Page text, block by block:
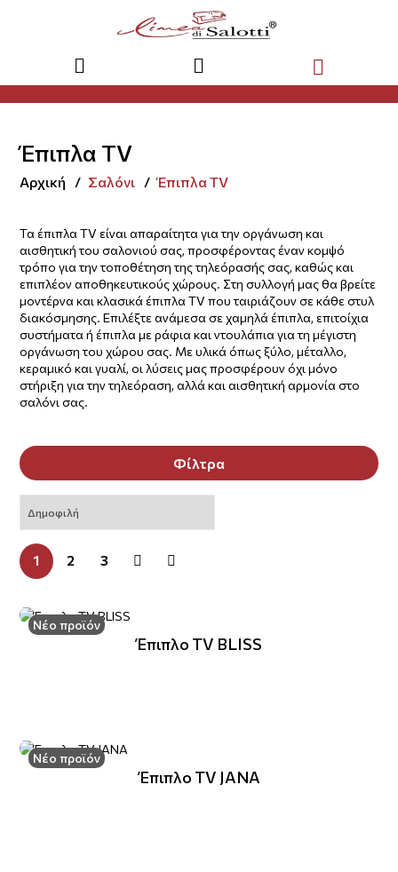
Έπιπλα TV
Αρχική Σαλόνι Έπιπλα TV
Τα έπιπλα TV είναι απαραίτητα για την οργάνωση και
αισθητική του σαλονιού σας, προσφέροντας έναν κομψό
τρόπο για την τοποθέτηση της τηλεόρασής σας, καθώς και
επιπλέον αποθηκευτικούς χώρους. Στη συλλογή μας θα βρείτε
μοντέρνα και κλασικά έπιπλα TV που ταιριάζουν σε κάθε στυλ
διακόσμησης. Επιλέξτε ανάμεσα σε χαμηλά έπιπλα, επιτοίχια
συστήματα ή έπιπλα με ράφια και ντουλάπια για τη μέγιστη
οργάνωση του χώρου σας. Με υλικά όπως ξύλο, μέταλλο,
κεραμικό και γυαλί, οι λύσεις μας προσφέρουν όχι μόνο
στήριξη για την τηλεόραση, αλλά και αισθητική αρμονία στο
σαλόνι σας.
Φίλτρα
1 2 3
Νέο προϊόν
Έπιπλο TV BLISS
Νέο προϊόν
Έπιπλο TV JANA